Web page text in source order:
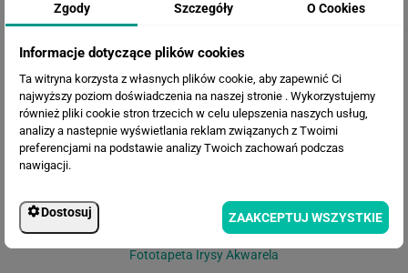
Fototapeta Irysy Akwarela
Zgody Szczegóły O Cookies
Informacje dotyczące plików cookies
Ta witryna korzysta z własnych plików cookie, aby zapewnić Ci
najwyższy poziom doświadczenia na naszej stronie . Wykorzystujemy
również pliki cookie stron trzecich w celu ulepszenia naszych usług,
analizy a nastepnie wyświetlania reklam związanych z Twoimi
preferencjami na podstawie analizy Twoich zachowań podczas
nawigacji.
Dostosuj ZAAKCEPTUJ WSZYSTKIE